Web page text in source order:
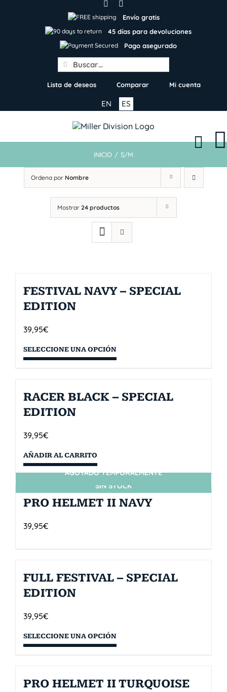
Envío gratis
45 días para devoluciones
Pago asegurado
Search
for:
Lista de deseos Comparar Mi cuenta
ES
EN
INICIO / S/M
Ordena por Nombre
Mostrar 24 productos
FESTIVAL NAVY – SPECIAL
EDITION
39,95€
SELECCIONE UNA OPCIÓN
RACER BLACK – SPECIAL
EDITION
39,95€
AÑADIR AL CARRITO
SIN STOCK
AGOTADO TEMPORALMENTE
PRO HELMET II NAVY
39,95€
FULL FESTIVAL – SPECIAL
EDITION
39,95€
SELECCIONE UNA OPCIÓN
PRO HELMET II TURQUOISE